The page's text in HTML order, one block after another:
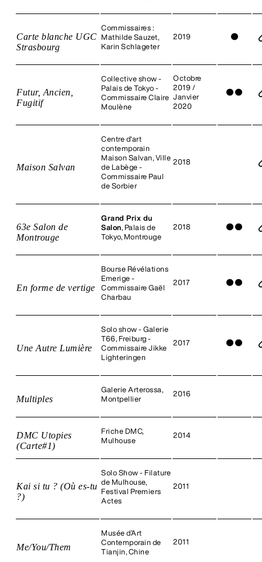
Carte blanche UGC
Strasbourg
Commissaires :
Mathilde Sauzet,
Karin Schlageter
2019 ●
Futur, Ancien,
Fugitif
Collective show -
Palais de Tokyo -
Commissaire Claire
Moulène
Octobre
2019 /
Janvier
2020
● ●
Maison Salvan
Centre d'art
contemporain
Maison Salvan, Ville
de Labège -
Commissaire Paul
de Sorbier
2018
63e Salon de
Montrouge
Grand Prix du
Salon, Palais de
Tokyo, Montrouge
2018 ● ●
En forme de vertige
Bourse Révélations
Emerige -
Commissaire Gaël
Charbau
2017 ● ●
Une Autre Lumière
Solo show - Galerie
T66, Freiburg -
Commissaire Jikke
Lighteringen
2017 ● ●
Multiples
Galerie Arterossa,
Montpellier
2016
DMC Utopies
(Carte#1)
Friche DMC,
Mulhouse
2014
Kai si tu ? (Où es-tu
?)
Solo Show - Filature
de Mulhouse,
Festival Premiers
Actes
2011
Me/You/Them
Musée d’Art
Contemporain de
Tianjin, Chine
2011